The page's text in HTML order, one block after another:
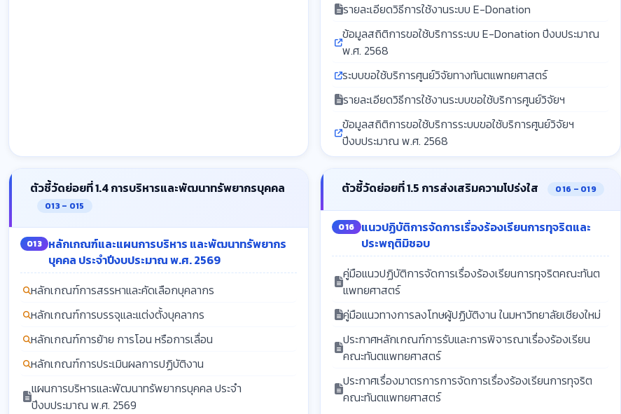
รายละเอียดวิธีการใช้งานระบบ E-Donation
ข้อมูลสถิติการขอใช้บริการระบบ E-Donation ปีงบประมาณ
พ.ศ. 2568
ระบบขอใช้บริการศูนย์วิจัยทางทันตแพทยศาสตร์
รายละเอียดวิธีการใช้งานระบบขอใช้บริการศูนย์วิจัยฯ
ข้อมูลสถิติการขอใช้บริการระบบขอใช้บริการศูนย์วิจัยฯ
ปีงบประมาณ พ.ศ. 2568
ตัวชี้วัดย่อยที่ 1.4 การบริหารและพัฒนาทรัพยากรบุคคล
O13 – O15
O13
หลักเกณฑ์และแผนการบริหาร และพัฒนาทรัพยากร
บุคคล ประจำปีงบประมาณ พ.ศ. 2569
หลักเกณฑ์การสรรหาและคัดเลือกบุคลากร
หลักเกณฑ์การบรรจุและแต่งตั้งบุคลากร
หลักเกณฑ์การย้าย การโอน หรือการเลื่อน
หลักเกณฑ์การประเมินผลการปฏิบัติงาน
แผนการบริหารและพัฒนาทรัพยากรบุคคล ประจำ
ปีงบประมาณ พ.ศ. 2569
ตัวชี้วัดย่อยที่ 1.5 การส่งเสริมความโปร่งใส O16 – O19
O16 แนวปฏิบัติการจัดการเรื่องร้องเรียนการทุจริตและ
ประพฤติมิชอบ
คู่มือแนวปฏิบัติการจัดการเรื่องร้องเรียนการทุจริตคณะทันต
แพทยศาสตร์
คู่มือแนวทางการลงโทษผู้ปฏิบัติงาน ในมหาวิทยาลัยเชียงใหม่
ประกาศหลักเกณฑ์การรับและการพิจารณาเรื่องร้องเรียน
คณะทันตแพทยศาสตร์
ประกาศเรื่องมาตรการการจัดการเรื่องร้องเรียนการทุจริต
คณะทันตแพทยศาสตร์